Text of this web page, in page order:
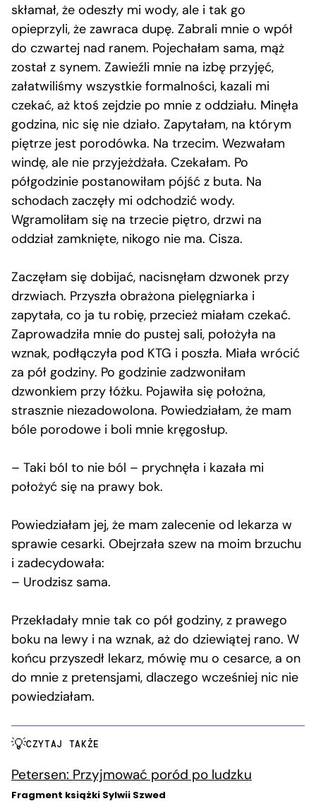
skłamał, że odeszły mi wody, ale i tak go
opieprzyli, że zawraca dupę. Zabrali mnie o wpół
do czwartej nad ranem. Pojechałam sama, mąż
został z synem. Zawieźli mnie na izbę przyjęć,
załatwiliśmy wszystkie formalności, kazali mi
czekać, aż ktoś zejdzie po mnie z oddziału. Minęła
godzina, nic się nie działo. Zapytałam, na którym
piętrze jest porodówka. Na trzecim. Wezwałam
windę, ale nie przyjeżdżała. Czekałam. Po
półgodzinie postanowiłam pójść z buta. Na
schodach zaczęły mi odchodzić wody.
Wgramoliłam się na trzecie piętro, drzwi na
oddział zamknięte, nikogo nie ma. Cisza.
Zaczęłam się dobijać, nacisnęłam dzwonek przy
drzwiach. Przyszła obrażona pielęgniarka i
zapytała, co ja tu robię, przecież miałam czekać.
Zaprowadziła mnie do pustej sali, położyła na
wznak, podłączyła pod KTG i poszła. Miała wrócić
za pół godziny. Po godzinie zadzwoniłam
dzwonkiem przy łóżku. Pojawiła się położna,
strasznie niezadowolona. Powiedziałam, że mam
bóle porodowe i boli mnie kręgosłup.
– Taki ból to nie ból – prychnęła i kazała mi
położyć się na prawy bok.
Powiedziałam jej, że mam zalecenie od lekarza w
sprawie cesarki. Obejrzała szew na moim brzuchu
i zadecydowała:
– Urodzisz sama.
Przekładały mnie tak co pół godziny, z prawego
boku na lewy i na wznak, aż do dziewiątej rano. W
końcu przyszedł lekarz, mówię mu o cesarce, a on
do mnie z pretensjami, dlaczego wcześniej nic nie
powiedziałam.
CZYTAJ TAKŻE
Petersen: Przyjmować poród po ludzku
Fragment książki Sylwii Szwed